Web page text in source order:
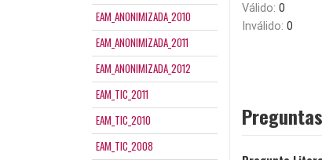
EAM_ANONIMIZADA_2010
EAM_ANONIMIZADA_2011
EAM_ANONIMIZADA_2012
EAM_TIC_2011
EAM_TIC_2010
EAM_TIC_2008
Válido: 0
Inválido: 0